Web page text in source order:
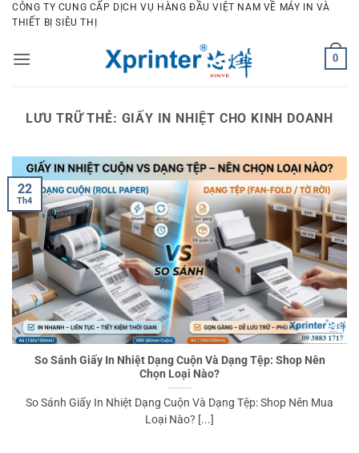
Bỏ
qua
dung
CÔNG TY CUNG CẤP DỊCH VỤ HÀNG ĐẦU VIỆT NAM VỀ MÁY IN VÀ
THIẾT BỊ SIÊU THỊ
0
LƯU TRỮ THẺ: GIẤY IN NHIỆT CHO KINH DOANH
So Sánh Giấy In Nhiệt Dạng Cuộn Và Dạng Tệp: Shop Nên
Chọn Loại Nào?
So Sánh Giấy In Nhiệt Dạng Cuộn Và Dạng Tệp: Shop Nên Mua
Loại Nào? [...]
22
Th4